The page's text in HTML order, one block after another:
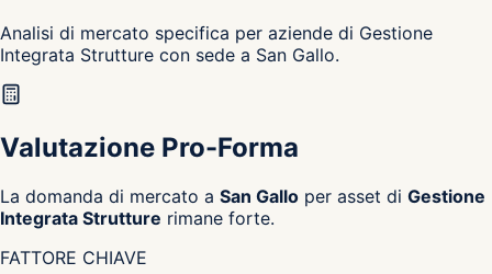
Analisi di mercato specifica per aziende di Gestione
Integrata Strutture con sede a San Gallo.
Valutazione Pro-Forma
La domanda di mercato a San Gallo per asset di Gestione
Integrata Strutture rimane forte.
FATTORE CHIAVE